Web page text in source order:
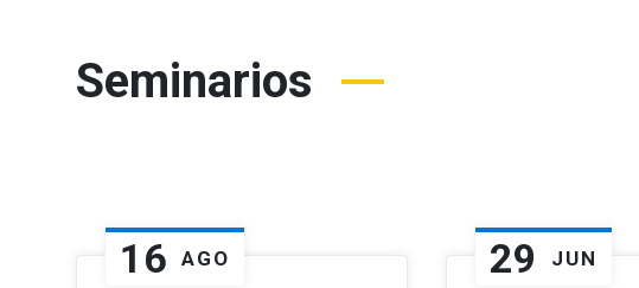
Seminarios
16 AGO 29 JUN